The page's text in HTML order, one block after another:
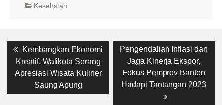
Kesehatan
Post
navigation
Previous
post:
Kembangkan Ekonomi
Kreatif, Walikota Serang
Apresiasi Wisata Kuliner
Saung Apung
Next
post:
Pengendalian Inflasi dan
Jaga Kinerja Ekspor,
Fokus Pemprov Banten
Hadapi Tantangan 2023